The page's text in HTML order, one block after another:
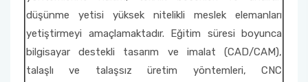
düşünme yetisi yüksek nitelikli meslek elemanları
yetiştirmeyi amaçlamaktadır. Eğitim süresi boyunca
bilgisayar destekli tasarım ve imalat (CAD/CAM),
talaşlı ve talaşsız üretim yöntemleri, CNC
Mimarlık ve Şehir Planlama
Motorlu Araçlar ve Ulaştırma Teknolojileri
Sahil Temizliği Etkinliği
Yangın ve Yangın Güvenliği Halkı Aydınlatıcı
Seminerler
Birim Etkinlik Komisyonu
Burs Komisyon Üyesi